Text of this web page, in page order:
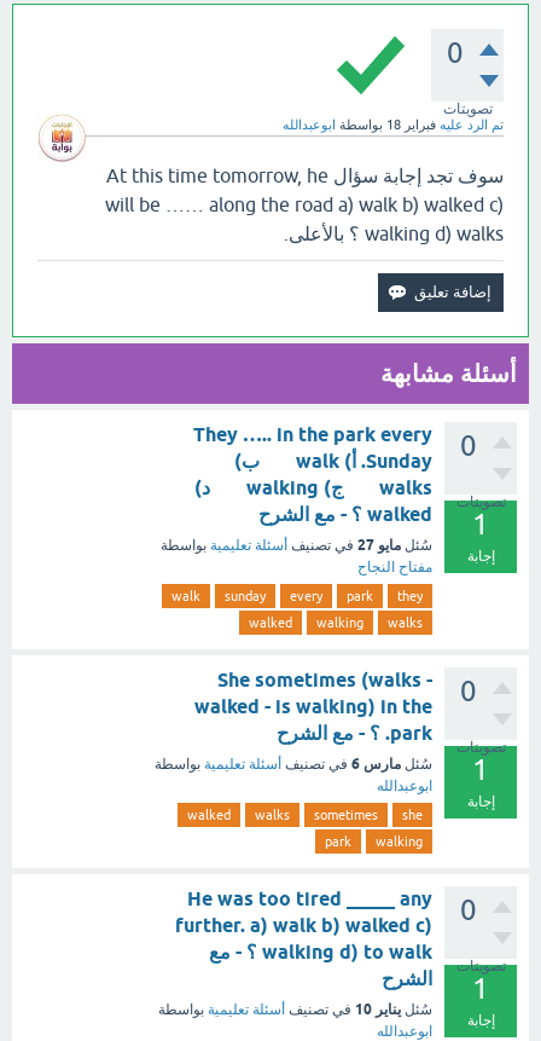
0
تصويتات
تم الرد عليه فبراير 18 بواسطة ابوعبدالله
سوف تجد إجابة سؤال At this time tomorrow, he
will be …… along the road a) walk b) walked c)
walking d) walks ؟ بالأعلى.
أسئلة مشابهة
0
تصويتات
1
إجابة
They ….. in the park every
Sunday. أ) walk ب)
walks ج) walking د)
walked ؟ - مع الشرح
سُئل مايو 27 في تصنيف أسئلة تعليمية بواسطة
مفتاح النجاح
they
park
every
sunday
walk
walks
walking
walked
0
تصويتات
1
إجابة
She sometimes (walks -
walked - is walking) in the
park. ؟ - مع الشرح
سُئل مارس 6 في تصنيف أسئلة تعليمية بواسطة
ابوعبدالله
she
sometimes
walks
walked
walking
park
0
تصويتات
1
إجابة
He was too tired _____ any
further. a) walk b) walked c)
walking d) to walk ؟ - مع
الشرح
سُئل يناير 10 في تصنيف أسئلة تعليمية بواسطة
ابوعبدالله